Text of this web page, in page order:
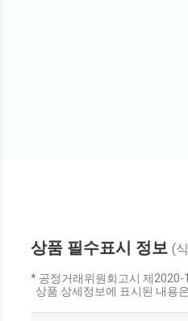
상품 필수표시 정보 (
* 공정거래위원회고시 제2020-
상품 상세정보에 표시된 내용